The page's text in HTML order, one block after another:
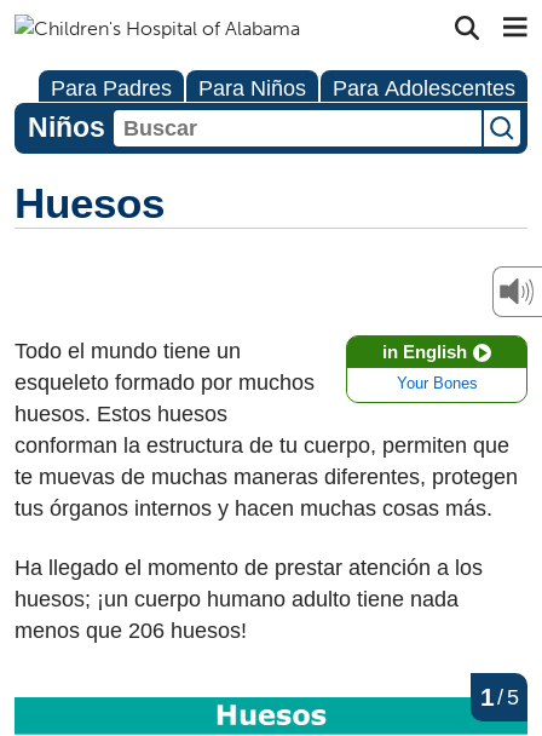
Para Padres Para Niños Para Adolescentes
Niños
Huesos
in English
Your Bones
Todo el mundo tiene un
esqueleto formado por muchos
huesos. Estos huesos
conforman la estructura de tu cuerpo, permiten que
te muevas de muchas maneras diferentes, protegen
tus órganos internos y hacen muchas cosas más.
Ha llegado el momento de prestar atención a los
huesos; ¡un cuerpo humano adulto tiene nada
menos que 206 huesos!
1/5